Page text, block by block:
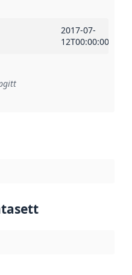
2017-07-
12T00:00:00Z
en implementasjonsregel